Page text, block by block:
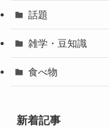
話題
雑学・豆知識
食べ物
新着記事